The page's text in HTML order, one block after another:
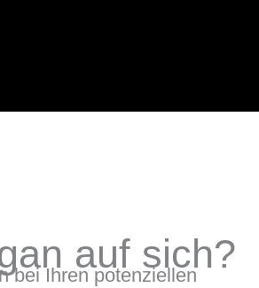
auf sich?
bei Ihren potenziellen